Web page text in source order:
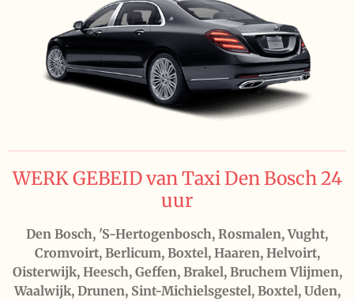
WERK GEBEID van Taxi Den Bosch 24
uur
Den Bosch, 'S-Hertogenbosch, Rosmalen, Vught,
Cromvoirt, Berlicum, Boxtel, Haaren, Helvoirt,
Oisterwijk, Heesch, Geffen, Brakel, Bruchem Vlijmen,
Waalwijk, Drunen, Sint-Michielsgestel, Boxtel, Uden,